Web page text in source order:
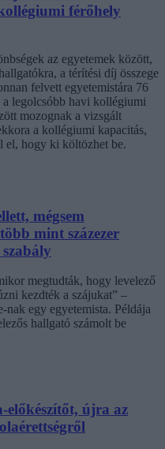
férőhely
az egyetemek között,
a térítési díj összege
felvett egyetemistára 76
legolcsóbb havi kollégiumi
mozognak a vizsgált
a kollégiumi kapacitás,
el, hogy ki költözhet be.
mégsem
mint százezer
megtudták, hogy levelező
kezdték a szájukat” –
nak egy egyetemista. Példája
hallgató számolt be
előkészítőt, újra az